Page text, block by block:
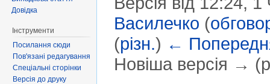
Василечко (
(різн.) ←
Новіша версія →
Довідка
Інструменти
Посилання сюди
Пов'язані редагування
Спеціальні сторінки
Версія до друку